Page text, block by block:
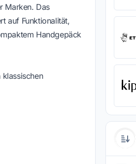
Marken. Das
auf Funktionalität,
Handgepäck